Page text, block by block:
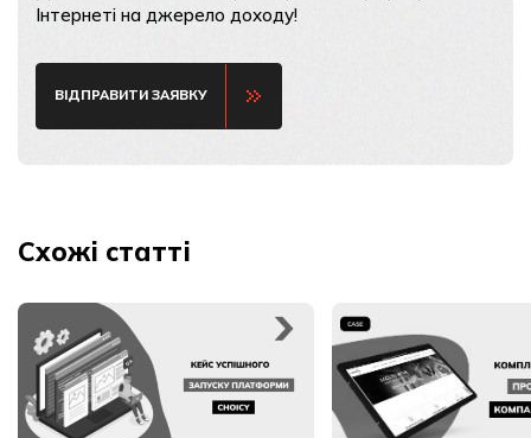
Інтернеті на джерело доходу!
ВІДПРАВИТИ ЗАЯВКУ
Схожі статті